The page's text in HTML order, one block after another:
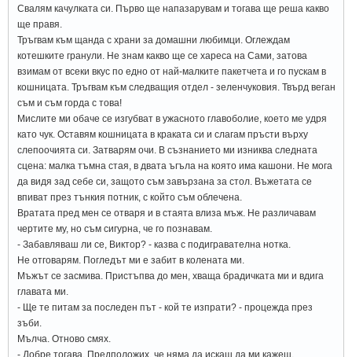
Свалям качулката си. Първо ще напазарувам и тогава ще реша какво
ще правя.
Тръгвам към щанда с храни за домашни любимци. Оглеждам
котешките гранули. Не знам какво ще се хареса на Сами, затова
взимам от всеки вкус по едно от най-малките пакетчета и го пускам в
кошницата. Тръгвам към следващия отдел - зеленчуковия. Твърд веган
съм и съм горда с това!
Мислите ми обаче се изгубват в ужасното главоболие, което ме удря
като чук. Оставям кошницата в краката си и слагам пръсти върху
слепоочията си. Затварям очи. В съзнанието ми изниква следната
сцена: малка тъмна стая, в двата ъгъла на която има кашони. Не мога
да видя зад себе си, защото съм завързана за стол. Въжетата се
впиват през тънкия потник, с който съм облечена.
Вратата пред мен се отваря и в стаята влиза мъж. Не различавам
чертите му, но съм сигурна, че го познавам.
- Забавляваш ли се, Виктор? - казва с подигравателна нотка.
Не отговарям. Погледът ми е забит в колената ми.
Мъжът се засмива. Пристъпва до мен, хваща брадичката ми и вдига
главата ми.
- Ще те питам за последен път - кой те изпрати? - процежда през
зъби.
Мълча. Отново смях.
- Добре тогава. Предположих, че няма да искаш да ми кажеш.